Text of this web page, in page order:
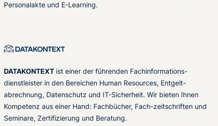
Personalakte und E-Learning.
DATAKONTEXT ist einer der führenden Fachinformations-
dienstleister in den Bereichen Human Resources, Entgelt-
abrechnung, Datenschutz und IT-Sicherheit. Wir bieten Ihnen
Kompetenz aus einer Hand: Fachbücher, Fach-zeitschriften und
Seminare, Zertifizierung und Beratung.